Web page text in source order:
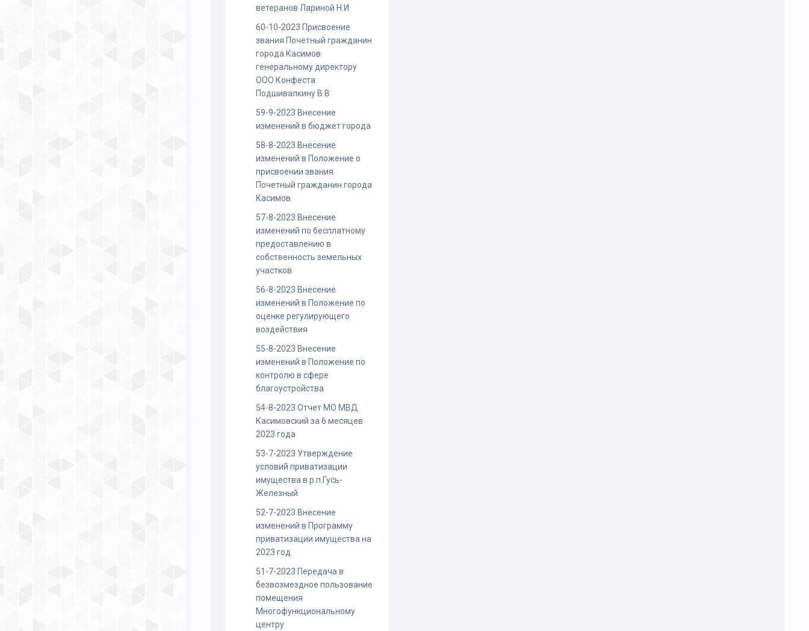
ветеранов Лариной Н.И
60-10-2023 Присвоение
звания Почетный гражданин
города Касимов
генеральному директору
ООО Конфеста
Подшивалкину В.В
59-9-2023 Внесение
изменений в бюджет города
58-8-2023 Внесение
изменений в Положение о
присвоении звания
Почетный гражданин города
Касимов
57-8-2023 Внесение
изменений по бесплатному
предоставлению в
собственность земельных
участков
56-8-2023 Внесение
изменений в Положение по
оценке регулирующего
воздействия
55-8-2023 Внесение
изменений в Положение по
контролю в сфере
благоустройства
54-8-2023 Отчет МО МВД
Касимовский за 6 месяцев
2023 года
53-7-2023 Утверждение
условий приватизации
имущества в р.п.Гусь-
Железный
52-7-2023 Внесение
изменений в Программу
приватизации имущества на
2023 год
51-7-2023 Передача в
безвозмездное пользование
помещения
Многофункциональному
центру